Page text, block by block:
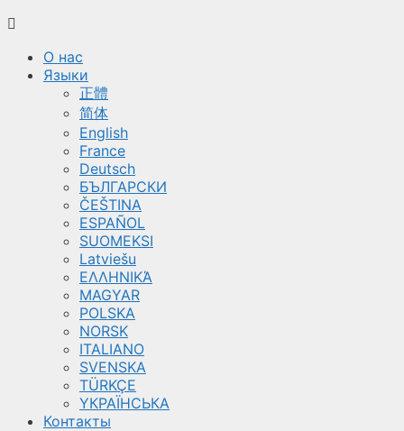
О нас
Языки
正體
简体
English
France
Deutsch
БЪЛГАРСКИ
ČEŠTINA
ESPAÑOL
SUOMEKSI
Latviešu
ΕΛΛΗΝΙΚΆ
MAGYAR
POLSKA
NORSK
ITALIANO
SVENSKA
TÜRKÇE
YКРАЇНСЬКА
Контакты